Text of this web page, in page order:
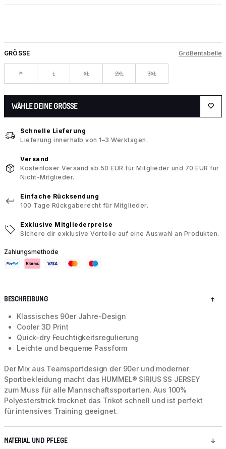
GRÖSSE Größentabelle
M L XL 2XL 3XL
WÄHLE DEINE GRÖSSE
Schnelle Lieferung
Lieferung innerhalb von 1–3 Werktagen.
Versand
Kostenloser Versand ab 50 EUR für Mitglieder und 70 EUR für
Nicht-Mitglieder.
Einfache Rücksendung
100 Tage Rückgaberecht für Mitglieder.
Exklusive Mitgliederpreise
Sichere dir exklusive Vorteile auf eine Auswahl an Produkten.
Zahlungsmethode
BESCHREIBUNG
Klassisches 90er Jahre-Design
Cooler 3D Print
Quick-dry Feuchtigkeitsregulierung
Leichte und bequeme Passform
Der Mix aus Teamsportdesign der 90er und moderner
Sportbekleidung macht das HUMMEL® SIRIUS SS JERSEY
zum Muss für alle Mannschaftssportarten. Aus 100%
Polyesterstrick trocknet das Trikot schnell und ist perfekt
für intensives Training geeignet.
MATERIAL UND PFLEGE